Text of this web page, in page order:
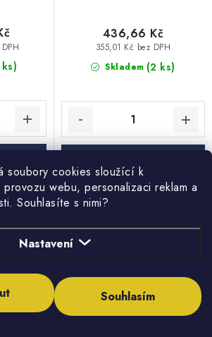
soubory cookies sloužící k
webu, personalizaci reklam a
Souhlasíte s nimi?
Nastavení
Souhlasím
Skladem (2 ks)
355,01 Kč bez DPH
436,66 Kč
ventil
Třícestný směšovací ventil